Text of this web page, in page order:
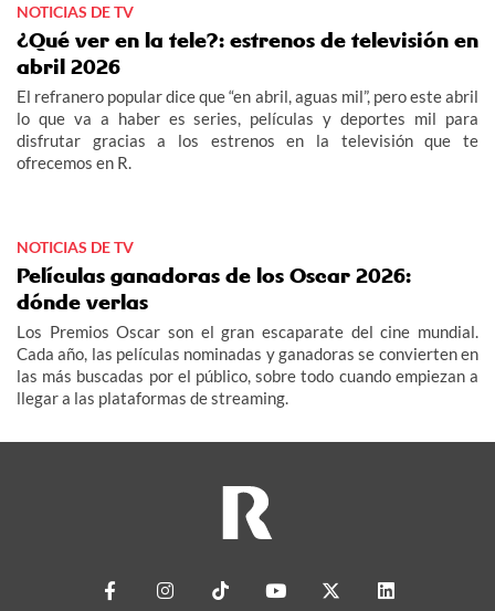
temporada de The Walking Dead: Daryl Dixon. Y en Star
Channel conoceremos al exconvicto reconvertido en detective
en RJ Decker. Y si lo tuyo son los documentales, no te pierdas
NOTICIAS DE TV
¿Qué ver en la tele?: estrenos de televisión en
abril 2026
El refranero popular dice que “en abril, aguas mil”, pero este abril
lo que va a haber es series, películas y deportes mil para
disfrutar gracias a los estrenos en la televisión que te
ofrecemos en R.
NOTICIAS DE TV
Películas ganadoras de los Oscar 2026:
dónde verlas
Los Premios Oscar son el gran escaparate del cine mundial.
Cada año, las películas nominadas y ganadoras se convierten en
las más buscadas por el público, sobre todo cuando empiezan a
llegar a las plataformas de streaming.